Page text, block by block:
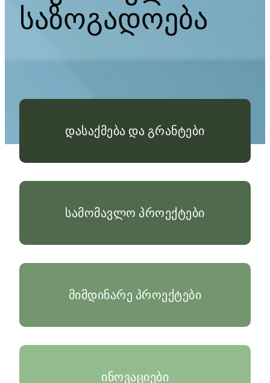
საზოგადოება
დასაქმება და გრანტები
სამომავლო პროექტები
მიმდინარე პროექტები
ინოვაციები